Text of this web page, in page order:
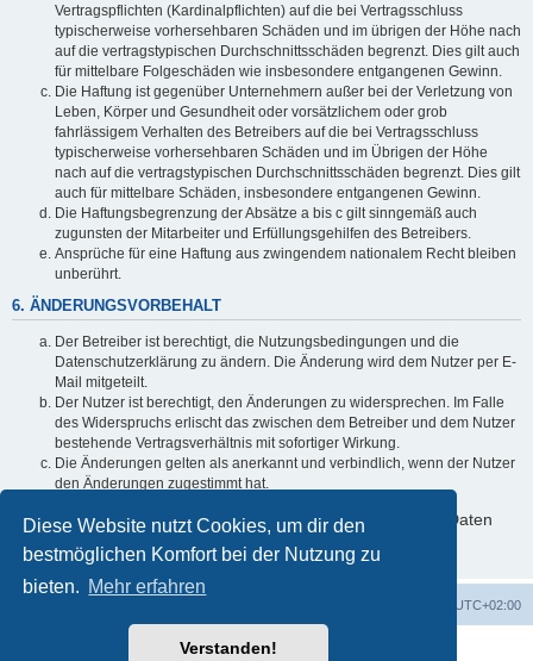
Diese Website nutzt Cookies, um dir den
bestmöglichen Komfort bei der Nutzung zu
bieten. Mehr erfahren
Verstanden!
Vertragspflichten (Kardinalpflichten) auf die bei Vertragsschluss
typischerweise vorhersehbaren Schäden und im übrigen der Höhe nach
auf die vertragstypischen Durchschnittsschäden begrenzt. Dies gilt auch
für mittelbare Folgeschäden wie insbesondere entgangenen Gewinn.
Die Haftung ist gegenüber Unternehmern außer bei der Verletzung von
Leben, Körper und Gesundheit oder vorsätzlichem oder grob
fahrlässigem Verhalten des Betreibers auf die bei Vertragsschluss
typischerweise vorhersehbaren Schäden und im Übrigen der Höhe
nach auf die vertragstypischen Durchschnittsschäden begrenzt. Dies gilt
auch für mittelbare Schäden, insbesondere entgangenen Gewinn.
Die Haftungsbegrenzung der Absätze a bis c gilt sinngemäß auch
zugunsten der Mitarbeiter und Erfüllungsgehilfen des Betreibers.
Ansprüche für eine Haftung aus zwingendem nationalem Recht bleiben
unberührt.
6. ÄNDERUNGSVORBEHALT
Der Betreiber ist berechtigt, die Nutzungsbedingungen und die
Datenschutzerklärung zu ändern. Die Änderung wird dem Nutzer per E-
Mail mitgeteilt.
Der Nutzer ist berechtigt, den Änderungen zu widersprechen. Im Falle
des Widerspruchs erlischt das zwischen dem Betreiber und dem Nutzer
bestehende Vertragsverhältnis mit sofortiger Wirkung.
Die Änderungen gelten als anerkannt und verbindlich, wenn der Nutzer
den Änderungen zugestimmt hat.
Informationen über den Umgang mit deinen persönlichen Daten
sind in der Datenschutzerklärung enthalten.
UTC+02:00
Powered byphpBB® Forum Software © phpBB Limited